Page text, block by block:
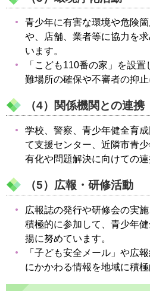
青少年に有害な環境や危険
や、店舗、業者等に協力を
います。
「こども110番の家」を設
難場所の確保や不審者の抑止
（4）関係機関との連携
学校、警察、青少年健全育
て支援センター、近隣市青
有化や問題解決に向けての連
（5）広報・研修活動
広報誌の発行や研修会の実
積極的に参加して、青少年
揚に努めています。
「子ども安全メール」や広
にかかわる情報を地域に積極